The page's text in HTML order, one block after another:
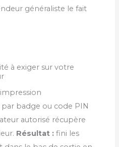
généraliste le fait
à exiger sur votre
par badge ou code PIN
autorisé récupère
Résultat : fini les